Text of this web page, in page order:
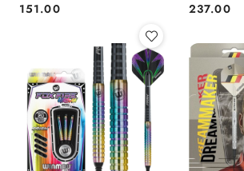
Cena:
151.00 Cena:
237.00